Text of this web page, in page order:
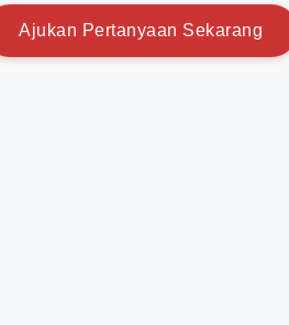
Aju kan Pertanyaan Sekarang